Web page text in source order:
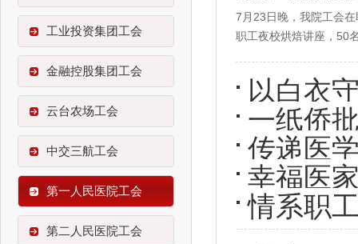
工业投资集团工会
金融控股集团工会
云台农场工会
中交三航工会
第一人民医院工会
第二人民医院工会
7月23日晚，我院工会
职工夜校烘焙讲座，50
以白衣
一纸侨
享会
传递医
圆满举
幸福医
代”多彩
情系职